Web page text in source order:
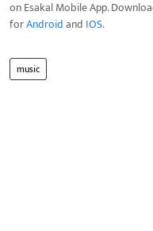
on Esakal Mobile App.
forAndroidand IOS.
music